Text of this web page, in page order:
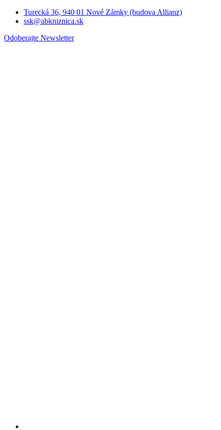
Turecká 36, 940 01 Nové Zámky (budova Allianz)
ssk@abkniznica.sk
Odoberajte Newsletter